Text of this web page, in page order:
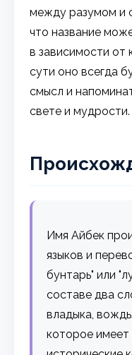
между разумом и
что название
в зависимости от
сути оно всегда
смысл и
свете и мудрости.
Имя Айбек
языков и
бунтарь" или
составе два
владыка,
которое имеет